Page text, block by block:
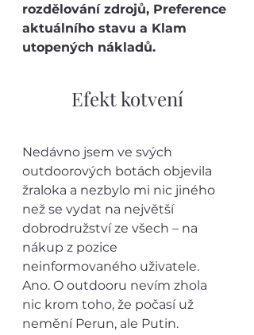
rozdělování zdrojů, Preference
aktuálního stavu a Klam
utopených nákladů.
Efekt kotvení
Nedávno jsem ve svých
outdoorových botách objevila
žraloka a nezbylo mi nic jiného
než se vydat na největší
dobrodružství ze všech – na
nákup z pozice
neinformovaného uživatele.
Ano. O outdooru nevím zhola
nic krom toho, že počasí už
nemění Perun, ale Putin.